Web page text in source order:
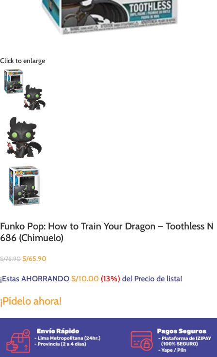
Click to enlarge
Funko Pop: How to Train Your Dragon – Toothless N
686 (Chimuelo)
S/75.90 S/65.90
¡Estas AHORRANDO S/10.00 (13%) del Precio de lista!
¡Pídelo ahora!